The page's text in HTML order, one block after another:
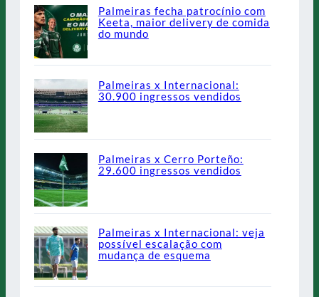
Palmeiras fecha patrocínio com
Keeta, maior delivery de comida
do mundo
Palmeiras x Internacional:
30.900 ingressos vendidos
Palmeiras x Cerro Porteño:
29.600 ingressos vendidos
Palmeiras x Internacional: veja
possível escalação com
mudança de esquema